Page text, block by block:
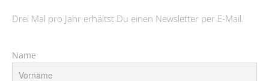
Drei Mal pro Jahr erhältst Du einen Newsletter per E-Mail.
Name